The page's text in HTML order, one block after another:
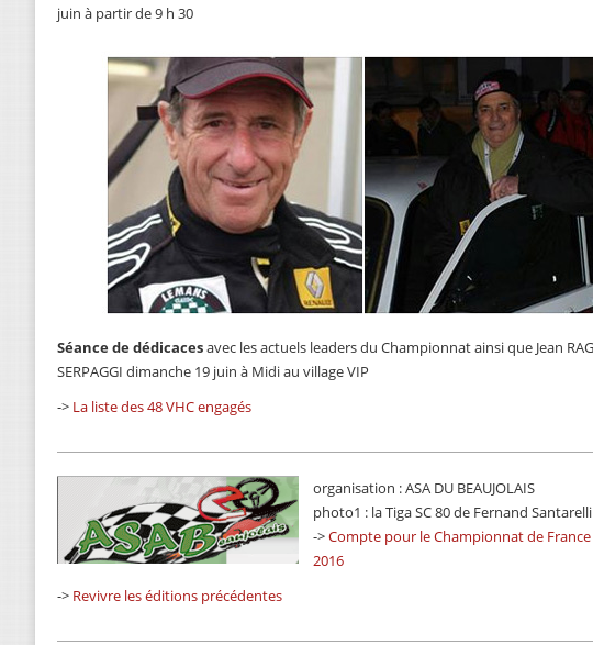
juin à partir de 9 h 30
Séance de dédicacesavec les actuels leaders du Championnat ainsi que Jean
SERPAGGI dimanche 19 juin à Midi au village VIP
-> La liste des 48 VHC engagés
organisation : ASA DU BEAUJOLAIS
photo1 : la Tiga SC 80 de Fernand Santarelli
->Compte pour le Championnat de
2016
-> Revivre les éditions précédentes